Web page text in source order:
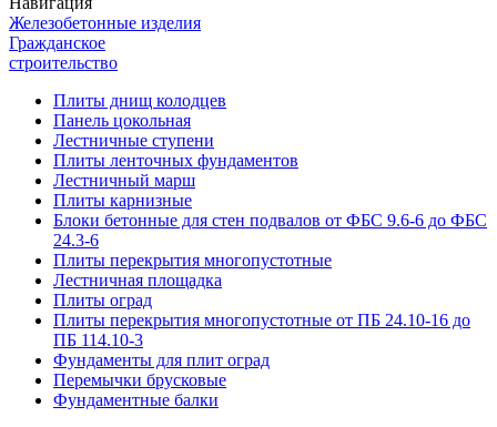
Железобетонные изделия
Гражданское
строительство
Плиты днищ колодцев
Панель цокольная
Лестничные ступени
Плиты ленточных фундаментов
Лестничный марш
Плиты карнизные
Блоки бетонные для стен подвалов от ФБС 9.6-6 до ФБС
24.3-6
Плиты перекрытия многопустотные
Лестничная площадка
Плиты оград
Плиты перекрытия многопустотные от ПБ 24.10-16 до
ПБ 114.10-3
Фундаменты для плит оград
Перемычки брусковые
Фундаментные балки